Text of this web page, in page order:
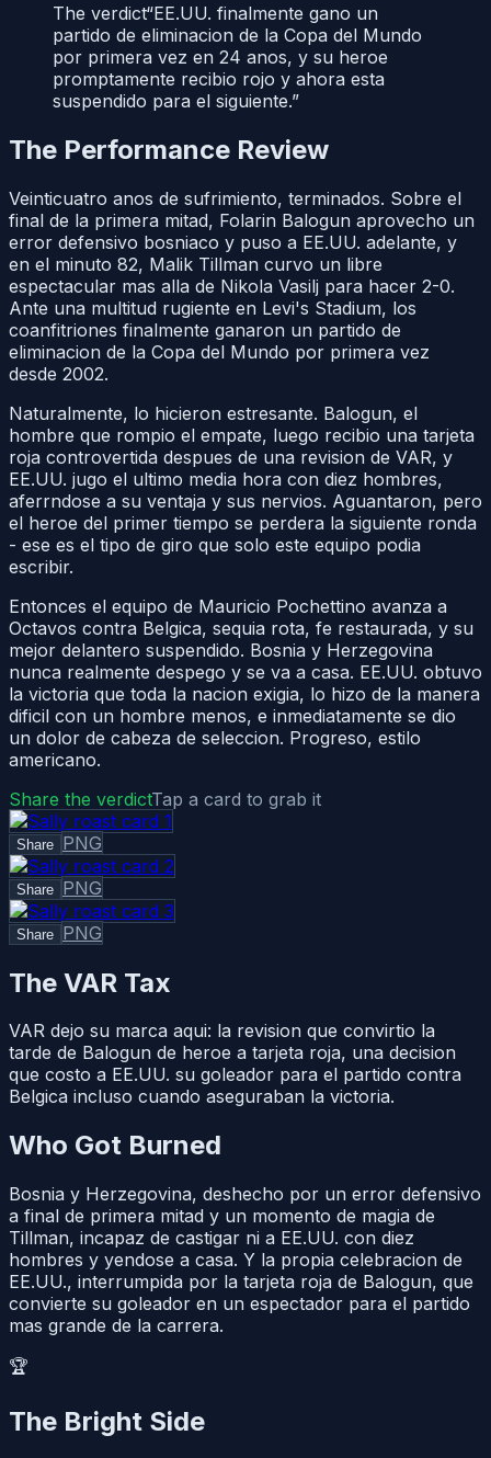
The verdict“EE.UU. finalmente gano un
partido de eliminacion de la Copa del Mundo
por primera vez en 24 anos, y su heroe
promptamente recibio rojo y ahora esta
suspendido para el siguiente.”
The Performance Review
Veinticuatro anos de sufrimiento, terminados. Sobre el
final de la primera mitad, Folarin Balogun aprovecho un
error defensivo bosniaco y puso a EE.UU. adelante, y
en el minuto 82, Malik Tillman curvo un libre
espectacular mas alla de Nikola Vasilj para hacer 2-0.
Ante una multitud rugiente en Levi's Stadium, los
coanfitriones finalmente ganaron un partido de
eliminacion de la Copa del Mundo por primera vez
desde 2002.
Naturalmente, lo hicieron estresante. Balogun, el
hombre que rompio el empate, luego recibio una tarjeta
roja controvertida despues de una revision de VAR, y
EE.UU. jugo el ultimo media hora con diez hombres,
aferrndose a su ventaja y sus nervios. Aguantaron, pero
el heroe del primer tiempo se perdera la siguiente ronda
- ese es el tipo de giro que solo este equipo podia
escribir.
Entonces el equipo de Mauricio Pochettino avanza a
Octavos contra Belgica, sequia rota, fe restaurada, y su
mejor delantero suspendido. Bosnia y Herzegovina
nunca realmente despego y se va a casa. EE.UU. obtuvo
la victoria que toda la nacion exigia, lo hizo de la manera
dificil con un hombre menos, e inmediatamente se dio
un dolor de cabeza de seleccion. Progreso, estilo
americano.
Share the verdictTap a card to grab it
Share PNG
Share PNG
Share PNG
The VAR Tax
VAR dejo su marca aqui: la revision que convirtio la
tarde de Balogun de heroe a tarjeta roja, una decision
que costo a EE.UU. su goleador para el partido contra
Belgica incluso cuando aseguraban la victoria.
Who Got Burned
Bosnia y Herzegovina, deshecho por un error defensivo
a final de primera mitad y un momento de magia de
Tillman, incapaz de castigar ni a EE.UU. con diez
hombres y yendose a casa. Y la propia celebracion de
EE.UU., interrumpida por la tarjeta roja de Balogun, que
convierte su goleador en un espectador para el partido
mas grande de la carrera.
🏆
The Bright Side